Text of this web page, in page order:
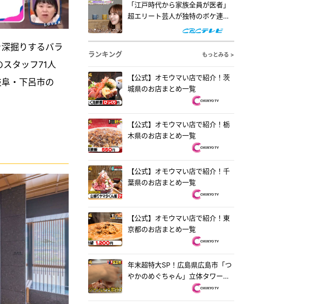
掘りするバラ
タッフ71人
・下呂市の
「江戸時代から家族全員が医者」
超エリート芸人が独特のボケ連
発！自作ゲームで三上悠亜が歌声
ランキング
もっとみる >
【公式】オモウマい店で紹介！茨
城県のお店まとめ一覧
【公式】オモウマい店で紹介！栃
木県のお店まとめ一覧
【公式】オモウマい店で紹介！千
葉県のお店まとめ一覧
【公式】オモウマい店で紹介！東
京都のお店まとめ一覧
年末超特大SP！広島県広島市「つ
やかのめぐちゃん」立体タワーお
好み焼き＆茨城県水戸市「ラーメ